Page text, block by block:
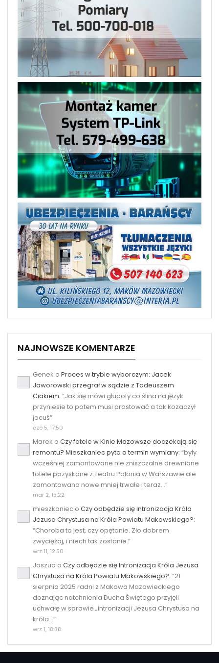
NAJNOWSZE KOMENTARZE
Genek o Proces w trybie wyborczym: Jacek
Jaworowski przegrał w sądzie z Tadeuszem
Ciakiem: “Jak się mówi głupoty co ślina na język
przyniesie to potem musi prostować a tak kozaczył
jacuś”
cze 5, 17:50
Marek o Czy fotele w Kinie Mazowsze doczekają się
remontu? Mieszkaniec pyta o termin wymiany: “były
wcześniej zamontowane nie zniszczalne drewniane
fotele pozyskane z Teatru Polonia w Warszawie ale
zamontowano nowe mniej trwałe i teraz…”
mar 2, 15:22
mieszkaniec o Czy odbędzie się Intronizacja Króla
Jezusa Chrystusa na Króla Powiatu Makowskiego?:
“Choroba to jest, czy opętanie. Zło dobrem
zwyciężaj, i niech tak zostanie.”
wrz 11, 12:50
Joszua o Czy odbędzie się Intronizacja Króla Jezusa
Chrystusa na Króla Powiatu Makowskiego?: “21
sierpnia 2025 radni z Makowa Mazowieckiego
doznając natchnienia Ducha Świętego przyjęli
uchwałę w sprawie „intronizacji Jezusa Chrystusa na
króla…”
wrz 1, 18:38